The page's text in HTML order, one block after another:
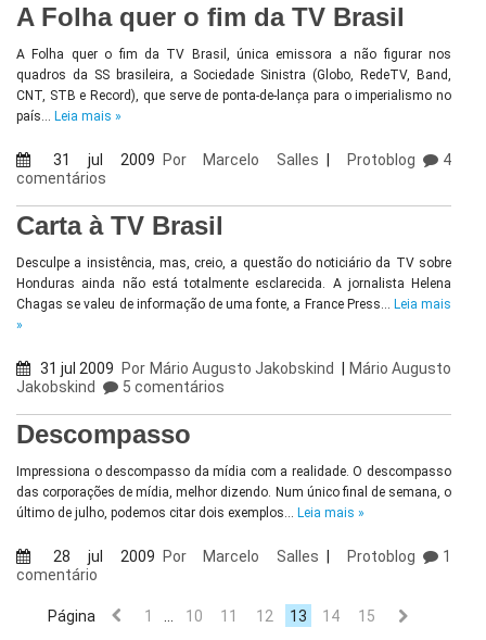
A Folha quer o fim da TV Brasil
A Folha quer o fim da TV Brasil, única emissora a não figurar nos
quadros da SS brasileira, a Sociedade Sinistra (Globo, RedeTV, Band,
CNT, STB e Record), que serve de ponta-de-lança para o imperialismo no
país… Leia mais »
31 jul 2009 PorMarcelo Salles Protoblog
4
comentários
Carta à TV Brasil
Desculpe a insistência, mas, creio, a questão do noticiário da TV sobre
Honduras ainda não está totalmente esclarecida. A jornalista Helena
Chagas se valeu de informação de uma fonte, a France Press… Leia mais
»
31 jul 2009 Por Mário Augusto Jakobskind
Mário Augusto
Jakobskind
5 comentários
Descompasso
Impressiona o descompasso da mídia com a realidade. O descompasso
das corporações de mídia, melhor dizendo. Num único final de semana, o
último de julho, podemos citar dois exemplos… Leia mais »
28 jul 2009 PorMarcelo Salles | Protoblog
1
comentário
Página 1 10 11 12 13 14 15